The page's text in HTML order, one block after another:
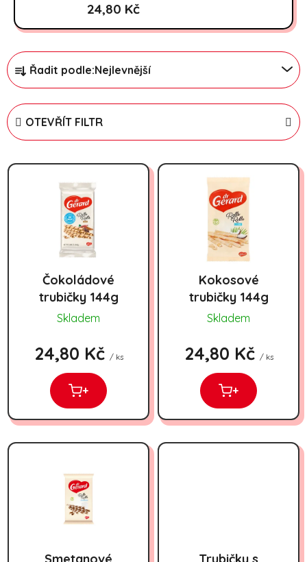
24,80 Kč
Řazení produktů
Řadit podle:Nejlevnější
OTEVŘÍT FILTR
Výpis produktů
Čokoládové
trubičky 144g
Skladem
24,80 Kč / ks
+
Kokosové
trubičky 144g
Skladem
24,80 Kč / ks
+
Smetanové Trubičky s